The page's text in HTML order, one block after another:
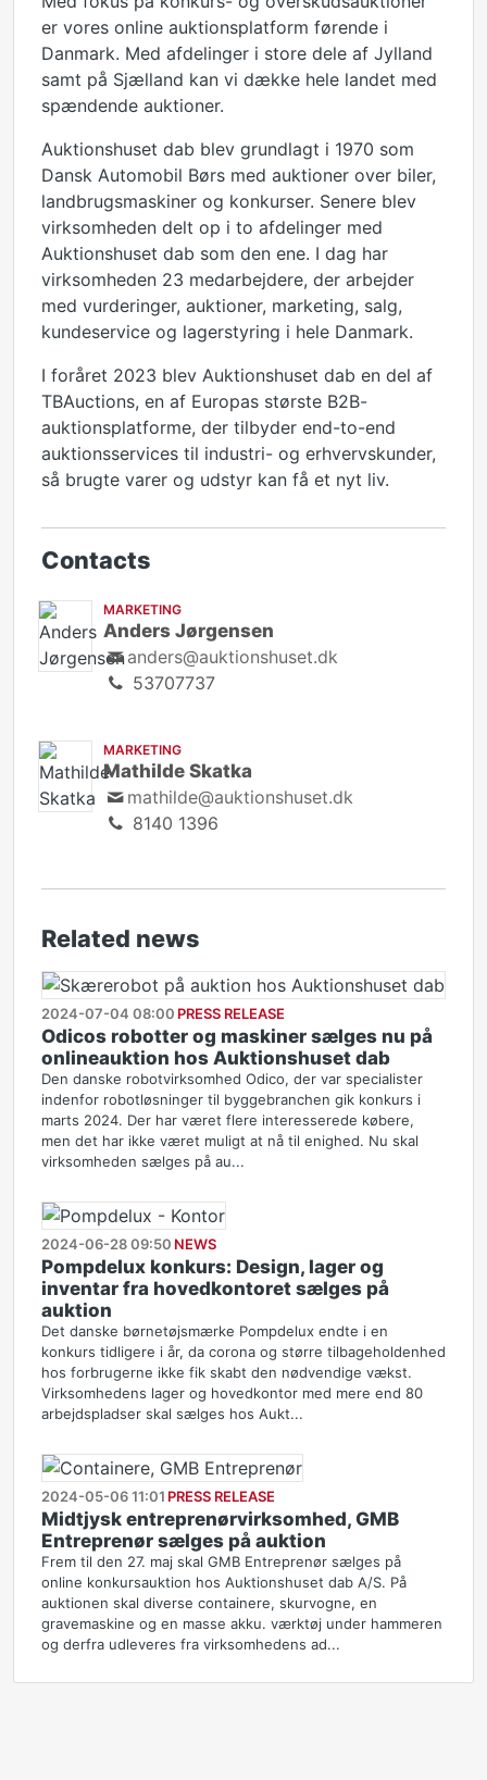
er vores online auktionsplatform førende i
Danmark. Med afdelinger i store dele af Jylland
samt på Sjælland kan vi dække hele landet med
spændende auktioner.
Auktionshuset dab blev grundlagt i 1970 som
Dansk Automobil Børs med auktioner over biler,
landbrugsmaskiner og konkurser. Senere blev
virksomheden delt op i to afdelinger med
Auktionshuset dab som den ene. I dag har
virksomheden 23 medarbejdere, der arbejder
med vurderinger, auktioner, marketing, salg,
kundeservice og lagerstyring i hele Danmark.
I foråret 2023 blev Auktionshuset dab en del af
TBAuctions, en af Europas største B2B-
auktionsplatforme, der tilbyder end-to-end
auktionsservices til industri- og erhvervskunder,
så brugte varer og udstyr kan få et nyt liv.
Contacts
MARKETING
Anders Jørgensen
anders@auktionshuset.dk
53707737
MARKETING
Mathilde Skatka
mathilde@auktionshuset.dk
8140 1396
Related news
2024-07-04 08:00 PRESS RELEASE
Odicos robotter og maskiner sælges nu på
onlineauktion hos Auktionshuset dab
Den danske robotvirksomhed Odico, der var specialister
indenfor robotløsninger til byggebranchen gik konkurs i
marts 2024. Der har været flere interesserede købere,
men det har ikke været muligt at nå til enighed. Nu skal
virksomheden sælges på au...
2024-06-28 09:50 NEWS
Pompdelux konkurs: Design, lager og
inventar fra hovedkontoret sælges på
auktion
Det danske børnetøjsmærke Pompdelux endte i en
konkurs tidligere i år, da corona og større tilbageholdenhed
hos forbrugerne ikke fik skabt den nødvendige vækst.
Virksomhedens lager og hovedkontor med mere end 80
arbejdspladser skal sælges hos Aukt...
2024-05-06 11:01 PRESS RELEASE
Midtjysk entreprenørvirksomhed, GMB
Entreprenør sælges på auktion
Frem til den 27. maj skal GMB Entreprenør sælges på
online konkursauktion hos Auktionshuset dab A/S. På
auktionen skal diverse containere, skurvogne, en
gravemaskine og en masse akku. værktøj under hammeren
og derfra udleveres fra virksomhedens ad...